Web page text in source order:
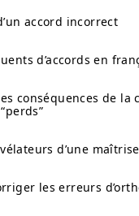
accord incorrect
d’accords en
conséquences de la
d’une
les erreurs